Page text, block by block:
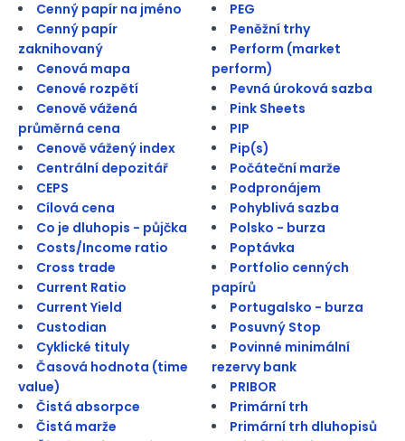
Cenný papír na jméno
Cenný papír
zaknihovaný
Cenová mapa
Cenové rozpětí
Cenově vážená
průměrná cena
Cenově vážený index
Centrální depozitář
CEPS
Cílová cena
Co je dluhopis - půjčka
Costs/Income ratio
Cross trade
Current Ratio
Current Yield
Custodian
Cyklické tituly
Časová hodnota (time
value)
Čistá absorpce
Čistá marže
PEG
Peněžní trhy
Perform (market
perform)
Pevná úroková sazba
Pink Sheets
PIP
Pip(s)
Počáteční marže
Podpronájem
Pohyblivá sazba
Polsko - burza
Poptávka
Portfolio cenných
papírů
Portugalsko - burza
Posuvný Stop
Povinné minimální
rezervy bank
PRIBOR
Primární trh
Primární trh dluhopisů